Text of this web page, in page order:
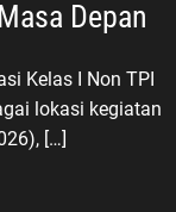
Kelas I Non TPI
lokasi kegiatan
[…]